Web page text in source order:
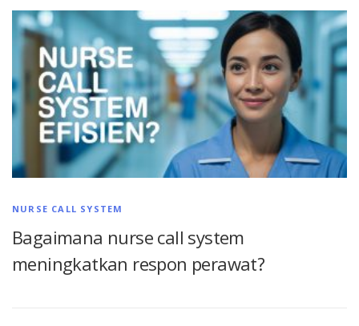
NURSE CALL SYSTEM
Bagaimana nurse call system
meningkatkan respon perawat?